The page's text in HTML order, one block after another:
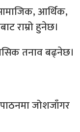
आर्थिक,
राम्रो हुनेछ।
तनाव बढ्नेछ।
जोशजाँगर